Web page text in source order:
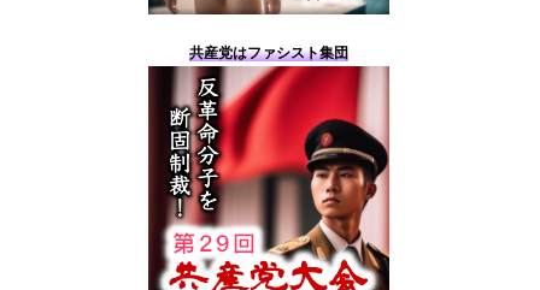
共産党はファシスト集団